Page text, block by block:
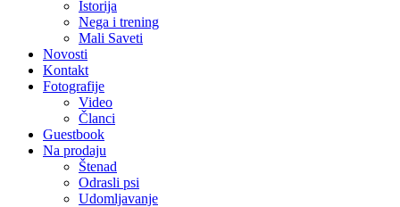
Istorija
Nega i trening
Mali Saveti
Novosti
Kontakt
Fotografije
Video
Članci
Guestbook
Na prodaju
Štenad
Odrasli psi
Udomljavanje